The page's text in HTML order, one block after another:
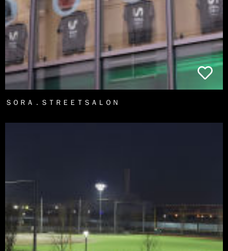
ＳＯＲＡ．ＳＴＲＥＥＴＳＡＬＯＮ